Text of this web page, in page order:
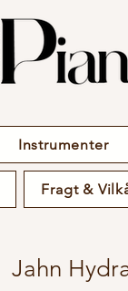
Instrumenter
Fragt &
Jahn